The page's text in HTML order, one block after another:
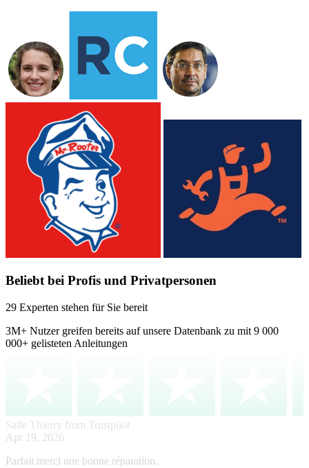
Beliebt bei Profis und Privatpersonen
29 Experten stehen für Sie bereit
3M+ Nutzer greifen bereits auf unsere Datenbank zu mit 9 000
000+ gelisteten Anleitungen
Salle Thierry from Trustpilot
Apr 19, 2026
Parfait merci une bonne réparation.